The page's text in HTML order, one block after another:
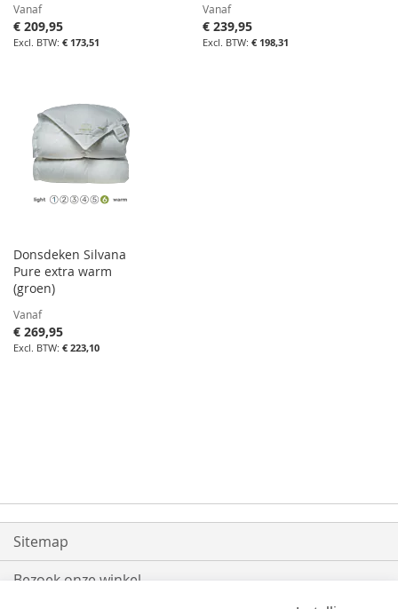
Vanaf
€ 209,95
€ 173,51
Vanaf
€ 239,95
€ 198,31
Donsdeken Silvana
Pure extra warm
(groen)
Vanaf
€ 269,95
€ 223,10
Sitemap
Bezoek onze winkel